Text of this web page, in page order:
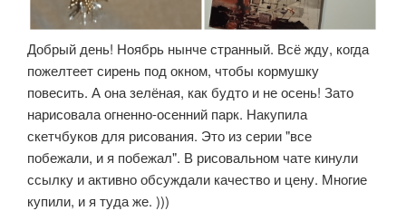
Добрый день! Ноябрь нынче странный. Всё жду, когда
пожелтеет сирень под окном, чтобы кормушку
повесить. А она зелёная, как будто и не осень! Зато
нарисовала огненно-осенний парк. Накупила
скетчбуков для рисования. Это из серии "все
побежали, и я побежал". В рисовальном чате кинули
ссылку и активно обсуждали качество и цену. Многие
купили, и я туда же. )))